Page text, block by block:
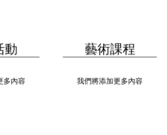
動
多內容
藝術課程
我們將添加更多內容